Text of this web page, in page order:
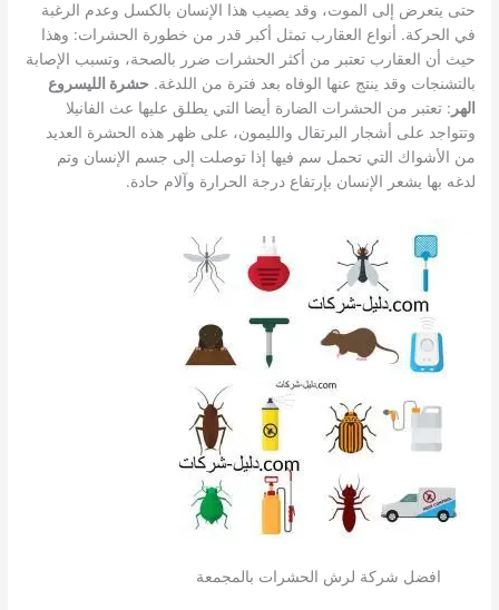
حتى يتعرض إلى الموت، وقد يصيب هذا الإنسان بالكسل وعدم الرغبة
في الحركة. أنواع العقارب تمثل أكبر قدر من خطورة الحشرات: وهذا
حيث أن العقارب تعتبر من أكثر الحشرات ضرر بالصحة، وتسبب الإصابة
بالتشنجات وقد ينتج عنها الوفاه بعد فترة من اللدغة. حشرة الليسروع
الهر : تعتبر من الحشرات الضارة أيضا التي يطلق عليها عث الفانيلا
وتتواجد على أشجار البرتقال والليمون، على ظهر هذه الحشرة العديد
من الأشواك التي تحمل سم فيها إذا توصلت إلى جسم الإنسان وتم
لدغه بها يشعر الإنسان بإرتفاع درجة الحرارة وآلام حادة.
افضل شركة لرش الحشرات بالمجمعة